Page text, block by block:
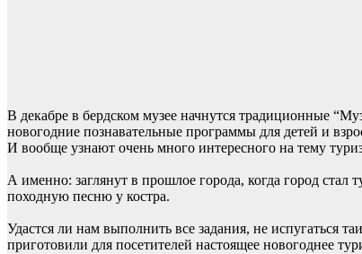
В декабре в бердском музее начнутся традиционные
новогодние познавательные программы для детей и
И вообще узнают очень много интересного на тему
А именно: заглянут в прошлое города, когда город стал
походную песню у костра.
Удастся ли нам выполнить все задания, не испугаться
приготовили для посетителей настоящее новогоднее